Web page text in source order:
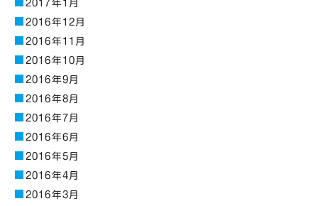
2017年1月
2016年12月
2016年11月
2016年10月
2016年9月
2016年8月
2016年7月
2016年6月
2016年5月
2016年4月
2016年3月